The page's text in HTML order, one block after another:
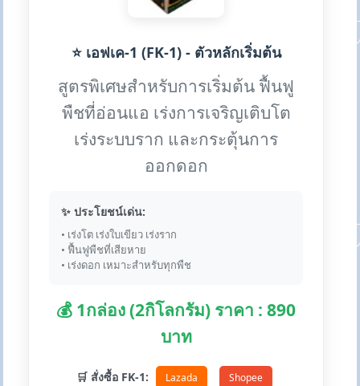
⭐ เอฟเค-1 (FK-1) - ตัวหลักเริ่มต้น
สูตรพิเศษสำหรับการเริ่มต้น ฟื้นฟู
พืชที่อ่อนแอ เร่งการเจริญเติบโต
เร่งระบบราก และกระตุ้นการ
ออกดอก
✨ ประโยชน์เด่น:
• เร่งโต เร่งใบเขียว เร่งราก
• ฟื้นฟูพืชที่เสียหาย
• เร่งดอก เหมาะสำหรับทุกพืช
💰 1กล่อง (2กิโลกรัม) ราคา : 890
บาท
🛒 สั่งซื้อ FK-1: Lazada Shopee